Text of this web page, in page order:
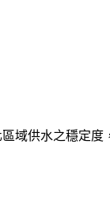
域供水之穩定